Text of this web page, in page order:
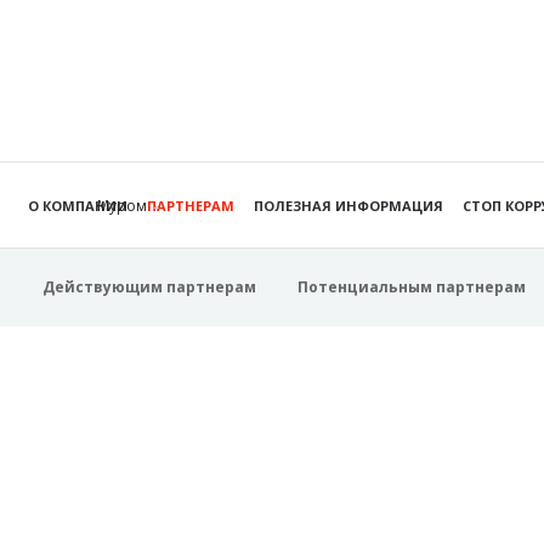
Муром
О КОМПАНИИ ПАРТНЕРАМ ПОЛЕЗНАЯ ИНФОРМАЦИЯ СТОП
Действующим партнерам Потенциальным партнерам